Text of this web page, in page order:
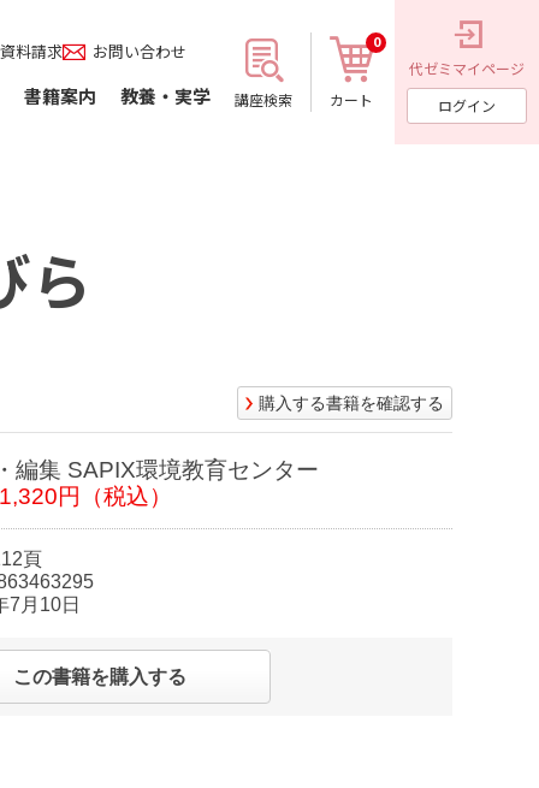
資料請求 お問い合わせ
書籍案内 教養・実学 講座検索 カート
0
代ゼミマイページ
ログイン
ら
購入する書籍を確認する
編集 SAPIX環境教育センター
円（税込）
頁
7月10日